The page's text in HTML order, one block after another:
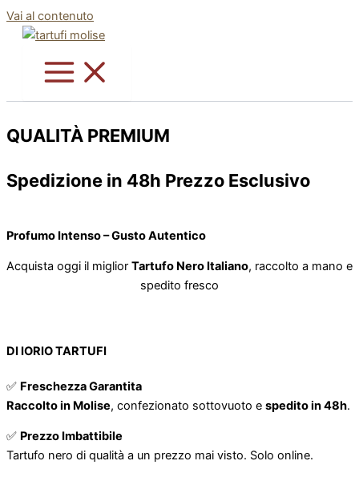
Vai al contenuto
QUALITÀ PREMIUM
Spedizione in 48h Prezzo Esclusivo
Profumo Intenso – Gusto Autentico
Acquista oggi il miglior Tartufo Nero Italiano, raccolto a mano e
spedito fresco
DI IORIO TARTUFI
✅ Freschezza Garantita
Raccolto in Molise, confezionato sottovuoto e spedito in 48h.
✅ Prezzo Imbattibile
Tartufo nero di qualità a un prezzo mai visto. Solo online.